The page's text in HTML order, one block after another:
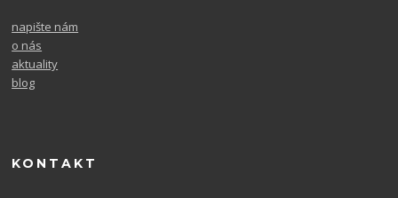
napište nám
o nás
aktuality
blog
KONTAKT